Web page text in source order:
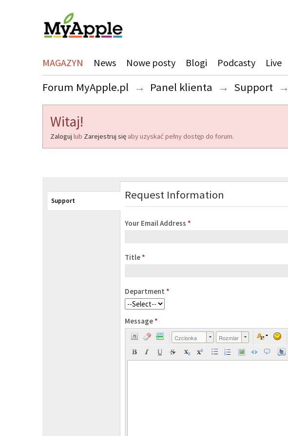
MAGAZYN News Nowe posty Blogi Podcasty Live
Forum MyApple.pl → Panel klienta → Support →
Witaj!
Zaloguj lub Zarejestruj się aby uzyskać pełny dostęp do forum.
Support Request Information
Your Email Address *
Title *
Department *
Message *
Czcionka Rozmiar